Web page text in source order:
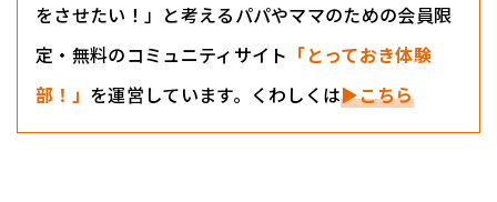
をさせたい！」と考えるパパやママのための会員限
定・無料のコミュニティサイト 「とっておき体験
部！」 を運営しています。くわしくは▶こちら